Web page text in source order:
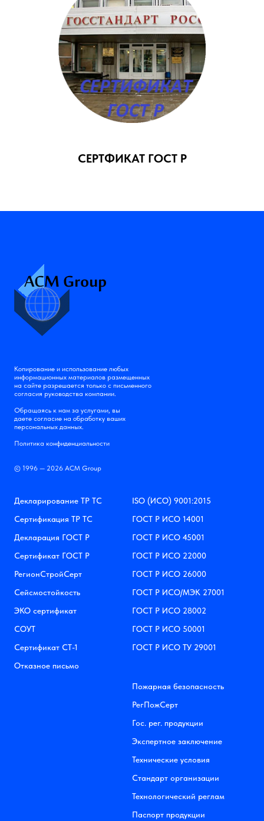
СЕРТФИКАТ ГОСТ Р
Копирование и использование любых
информационных материалов размещенных
на сайте разрешается только с письменного
согласия руководства компании.
Обращаясь к нам за услугами, вы
даете согласие на обработку ваших
персональных данных.
Политика конфиденциальности
© 1996 — 2026 АСМ Group
Декларирование ТР ТС
Сертификация ТР ТС
Декларация ГОСТ Р
Сертификат ГОСТ Р
РегионСтройСерт
Сейсмостойкость
ЭКО сертификат
СОУТ
Сертификат СТ-1
Отказное письмо
ISO (ИСО) 9001:2015
ГОСТ Р ИСО 14001
ГОСТ Р ИСО 45001
ГОСТ Р ИСО 22000
ГОСТ Р ИСО 26000
ГОСТ Р ИСО/МЭК 27001
ГОСТ Р ИСО 28002
ГОСТ Р ИСО 50001
ГОСТ Р ИСО ТУ 29001
Пожарная безопасность
РегПожСерт
Гос. рег. продукции
Экспертное заключение
Технические условия
Стандарт организации
Технологический реглам
Паспорт продукции